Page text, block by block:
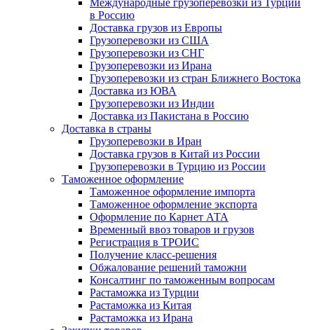
в Россию
Доставка грузов из Европы
Грузоперевозки из США
Грузоперевозки из СНГ
Грузоперевозки из Ирана
Грузоперевозки из стран Ближнего Востока
Доставка из ЮВА
Грузоперевозки из Индии
Доставка из Пакистана в Россию
Доставка в страны
Грузоперевозки в Иран
Доставка грузов в Китай из России
Грузоперевозки в Турцию из России
Таможенное оформление
Таможенное оформление импорта
Таможенное оформление экспорта
Оформление по Карнет АТА
Временный ввоз товаров и грузов
Регистрация в ТРОИС
Получение класс-решения
Обжалование решений таможни
Консалтинг по таможенным вопросам
Растаможка из Турции
Растаможка из Китая
Растаможка из Ирана